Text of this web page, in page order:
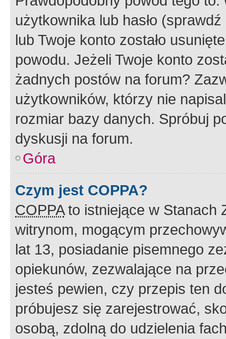
użytkownika lub hasło
lub Twoje konto zostało
powodu. Jeżeli Twoje konto
żadnych postów na forum?
użytkowników, którzy nie
rozmiar bazy danych. Spróbuj
dyskusji na forum.
Góra
Czym jest COPPA?
COPPAto istniejące w Stanach
witrynom, mogącym
lat 13, posiadanie pisemnego
opiekunów, zezwalające na
jesteś pewien, czy przepis ten
próbujesz się zarejestrować,
osobą, zdolną do udzielenia